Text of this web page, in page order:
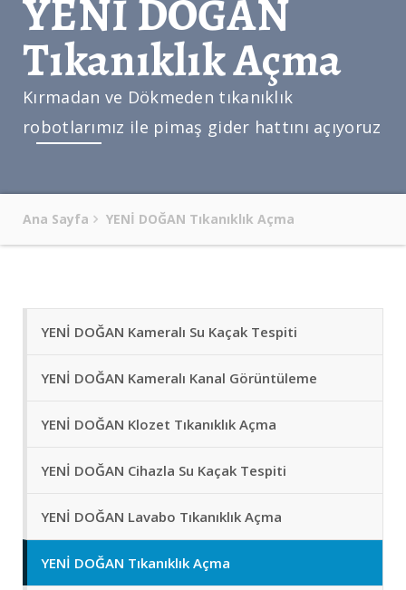
YENİ DOĞAN
Tıkanıklık Açma
Kırmadan ve Dökmeden tıkanıklık
robotlarımız ile pimaş gider hattını açıyoruz
Ana Sayfa YENİ DOĞAN Tıkanıklık Açma
YENİ DOĞAN Kameralı Su Kaçak Tespiti
YENİ DOĞAN Kameralı Kanal Görüntüleme
YENİ DOĞAN Klozet Tıkanıklık Açma
YENİ DOĞAN Cihazla Su Kaçak Tespiti
YENİ DOĞAN Lavabo Tıkanıklık Açma
YENİ DOĞAN Tıkanıklık Açma